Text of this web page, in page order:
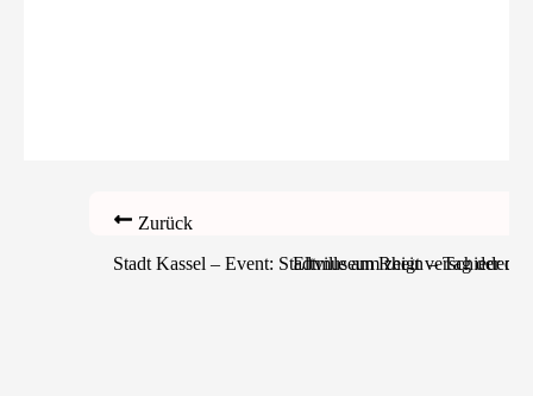
Zurück
Stadt Kassel – Event: Stadtmuseum zeigt verschiedene
Eltville am Rhein – Tag der